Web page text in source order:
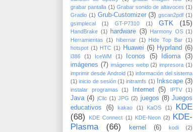
grabar pantalla (1) Grabar sonido de altavoces (1)
Gradio (1) Grub-Customizer (3) gscan2pdf (1)
gsimplecal
(1) GT-P7310 (1) GTK (15)
HandBrake (1) hardware (3) Harmony OS (1)
Herramientas (1) hibernar (1) Hide Top Bar (1)
hotspot (1) HTC (1) Huawei (6) Hyprland (6)
i386 (1) IceWM (1) Iconos (5) Idioma
(3)
imágenes (7) imágenes webp (2) impresora (1)
imprimir desde Android (1) información del sistema
(1) inicio de sesión (1) initramfs (1) Inkscape (3)
instalar programas (1) Internet (5) IPTV (1)
Java (4) jClic (1) JPG (2) juegos (8) Juegos
educativos
(6) kakao (1) KaOS (1)
KDE
(68)
KDE Connect (1) KDE-Neon (2) KDE-
Plasma
(66) kernel (6) kodi
(2)